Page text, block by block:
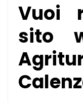
Vuoi
sito